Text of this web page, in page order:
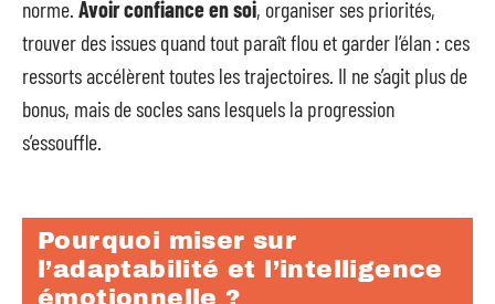
norme. Avoir confiance en soi, organiser ses priorités,
trouver des issues quand tout paraît flou et garder l’élan : ces
ressorts accélèrent toutes les trajectoires. Il ne s’agit plus de
bonus, mais de socles sans lesquels la progression
s’essouffle.
Pourquoi miser sur
l’adaptabilité et l’intelligence
émotionnelle ?